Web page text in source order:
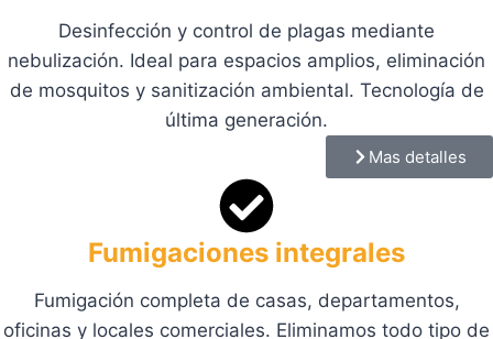
Desinfección y control de plagas mediante
nebulización. Ideal para espacios amplios, eliminación
de mosquitos y sanitización ambiental. Tecnología de
última generación.
Mas detalles
Fumigaciones integrales
Fumigación completa de casas, departamentos,
oficinas y locales comerciales. Eliminamos todo tipo de